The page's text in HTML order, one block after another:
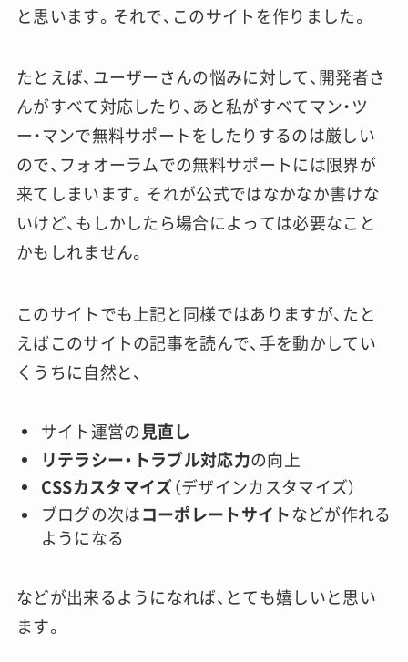
と思います。それで、このサイトを作りました。
たとえば、ユーザーさんの悩みに対して、開発者さ
んがすべて対応したり、あと私がすべてマン・ツ
ー・マンで無料サポートをしたりするのは厳しい
ので、フォオーラムでの無料サポートには限界が
来てしまいます。それが公式ではなかなか書けな
いけど、もしかしたら場合によっては必要なこと
かもしれません。
このサイトでも上記と同様ではありますが、たと
えばこのサイトの記事を読んで、手を動かしてい
くうちに自然と、
サイト運営の見直し
リテラシー・トラブル対応力の向上
CSSカスタマイズ（デザインカスタマイズ）
ブログの次はコーポレートサイトなどが作れる
ようになる
などが出来るようになれば、とても嬉しいと思い
ます。